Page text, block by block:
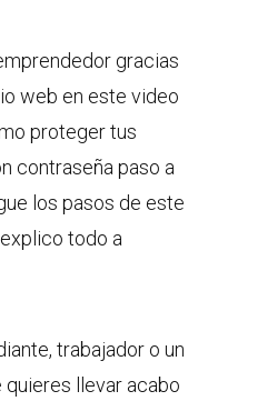
gracias
web en este video
proteger tus
contraseña paso a
los pasos de este
todo a
trabajador o un
llevar acabo